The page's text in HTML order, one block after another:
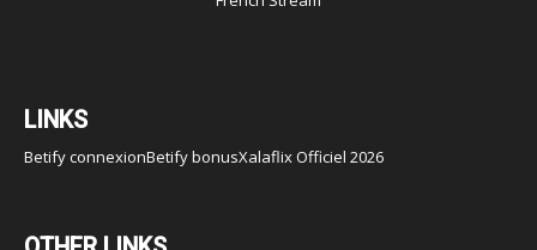
LINKS
Betify connexionBetify bonusXalaflix Officiel 2026